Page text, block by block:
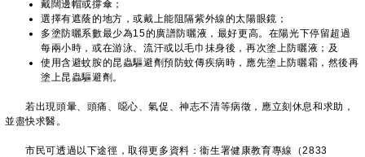
戴闊邊帽或撐傘；
選擇有遮蔭的地方，或戴上能阻隔紫外線的太陽眼鏡；
多塗防曬系數最少為15的廣譜防曬液，最好更高。在陽光下停留超過
每兩小時，或在游泳、流汗或以毛巾抺身後，再次塗上防曬液；及
使用含避蚊胺的昆蟲驅避劑預防蚊傳疾病時，應先塗上防曬霜，然後再
塗上昆蟲驅避劑。
若出現頭暈、頭痛、噁心、氣促、神志不清等病徵，應立刻休息和求助，
並盡快求醫。
市民可透過以下途徑，取得更多資料：衞生署健康教育專線（2833